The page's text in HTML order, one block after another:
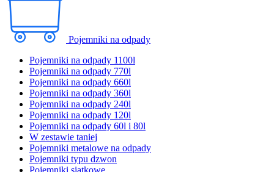
Pojemniki na odpady
Pojemniki na odpady 1100l
Pojemniki na odpady 770l
Pojemniki na odpady 660l
Pojemniki na odpady 360l
Pojemniki na odpady 240l
Pojemniki na odpady 120l
Pojemniki na odpady 60l i 80l
W zestawie taniej
Pojemniki metalowe na odpady
Pojemniki typu dzwon
Pojemniki siatkowe